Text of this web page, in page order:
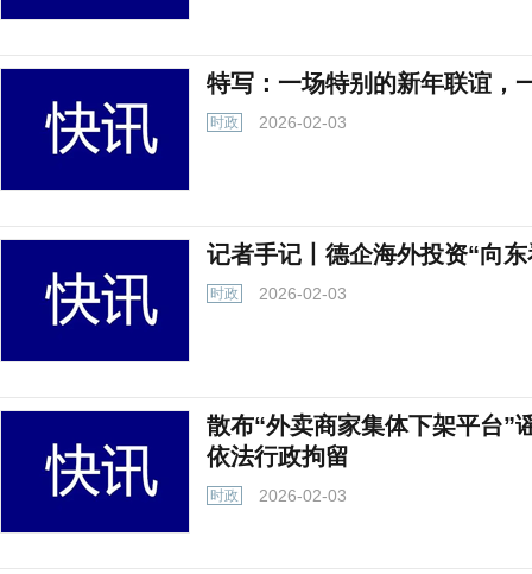
特写：一场特别的新年联谊，
时政 2026-02-03
记者手记丨德企海外投资“向
时政 2026-02-03
散布“外卖商家集体下架平台”
依法行政拘留
时政 2026-02-03